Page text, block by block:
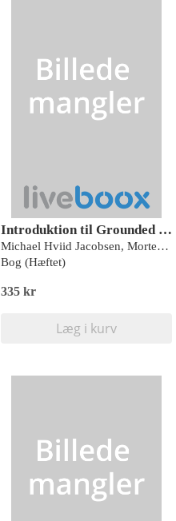
Introduktion til Grounded theory
Michael Hviid Jacobsen, Morten Kyed
Bog (Hæftet)
335 kr
Læg i kurv